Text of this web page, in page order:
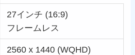
27インチ (16:9)
フレームレス
2560 x 1440 (WQHD)